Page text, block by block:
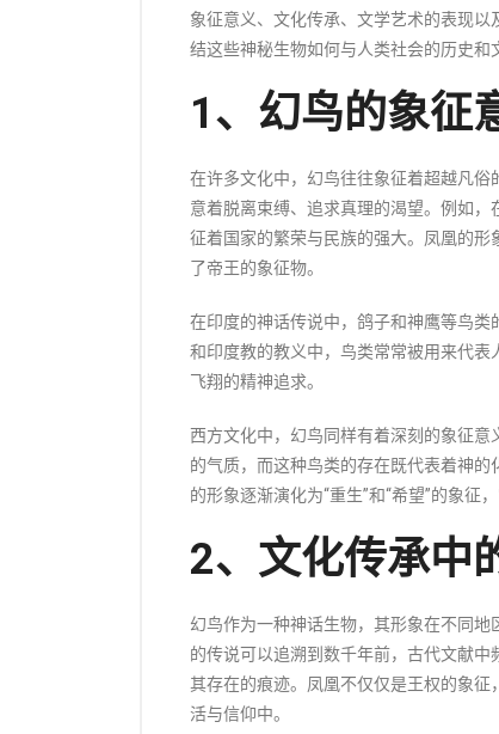
象征意义、文化传承、文学艺术的表现
结这些神秘生物如何与人类社会的历史和
1、幻鸟的象征
在许多文化中，幻鸟往往象征着超越凡
意着脱离束缚、追求真理的渴望。例如
征着国家的繁荣与民族的强大。凤凰的
了帝王的象征物。
在印度的神话传说中，鸽子和神鹰等鸟
和印度教的教义中，鸟类常常被用来代
飞翔的精神追求。
西方文化中，幻鸟同样有着深刻的象征
的气质，而这种鸟类的存在既代表着神
的形象逐渐演化为“重生”和“希望”的象征
2、文化传承中
幻鸟作为一种神话生物，其形象在不同
的传说可以追溯到数千年前，古代文献
其存在的痕迹。凤凰不仅仅是王权的象
活与信仰中。